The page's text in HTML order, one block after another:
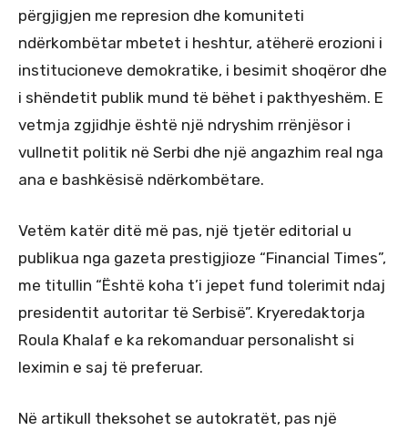
përgjigjen me represion dhe komuniteti
ndërkombëtar mbetet i heshtur, atëherë erozioni i
institucioneve demokratike, i besimit shoqëror dhe
i shëndetit publik mund të bëhet i pakthyeshëm. E
vetmja zgjidhje është një ndryshim rrënjësor i
vullnetit politik në Serbi dhe një angazhim real nga
ana e bashkësisë ndërkombëtare.
Vetëm katër ditë më pas, një tjetër editorial u
publikua nga gazeta prestigjioze “Financial Times”,
me titullin “Është koha t’i jepet fund tolerimit ndaj
presidentit autoritar të Serbisë”. Kryeredaktorja
Roula Khalaf e ka rekomanduar personalisht si
leximin e saj të preferuar.
Në artikull theksohet se autokratët, pas një